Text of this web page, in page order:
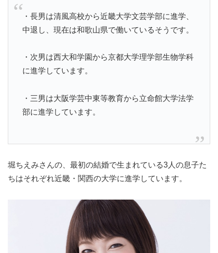
・長男は清風高校から近畿大学文芸学部に進学、
中退し、現在は和歌山県で働いているそうです。
・次男は西大和学園から京都大学理学部生物学科
に進学しています。
・三男は大阪学芸中東等教育から立命館大学法学
部に進学しています。
堀ちえみさんの、最初の結婚で生まれている3人の息子た
ちはそれぞれ近畿・関西の大学に進学しています。